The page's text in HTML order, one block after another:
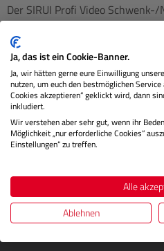
Der SIRUI Profi Video
speziell für DSLR- und
Mit seinem Fl…
Herstellerinformationen
Bewertungen
Ja, das ist ein Cookie-Banner.
Ja, wir hätten gerne eure Einwilligung
nutzen, um euch den bestmöglichen
Cookies akzeptieren“ geklickt wird, dann
inkludiert.
Wir verstehen aber sehr gut, wenn ihr
Möglichkeit „nur erforderliche Cookies“
Einstellungen“ zu treffen.
Alle
Ablehnen